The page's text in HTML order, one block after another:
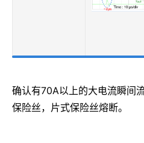
确认有70A以上的大电流瞬间
保险丝，片式保险丝熔断。